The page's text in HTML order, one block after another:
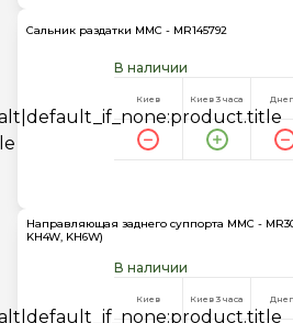
Сальник раздатки MMC - MR145792
В наличии
Киев Киев 3 часа
Направляющая заднего суппорта MMC -
KH4W, KH6W)
В наличии
Киев Киев 3 часа